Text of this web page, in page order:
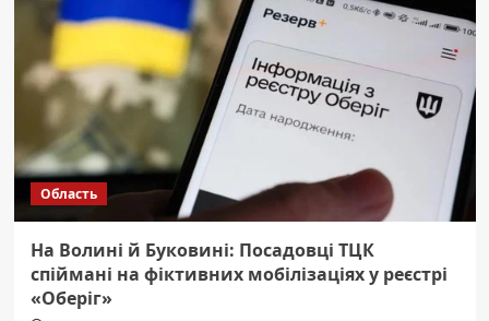
Область
На Волині й Буковині: Посадовці ТЦК
спіймані на фіктивних мобілізаціях у реєстрі
«Оберіг»